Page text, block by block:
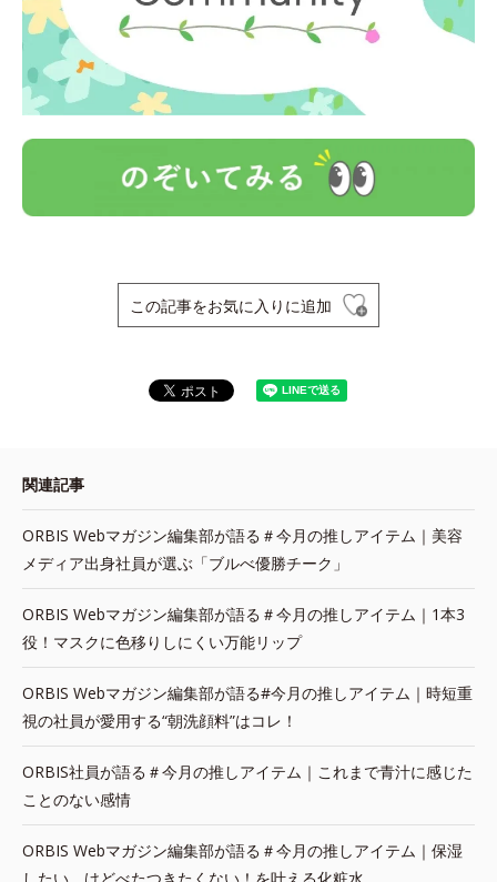
この記事をお気に入りに追加
関連記事
ORBIS Webマガジン編集部が語る＃今月の推しアイテム｜美容
メディア出身社員が選ぶ「ブルべ優勝チーク」
ORBIS Webマガジン編集部が語る＃今月の推しアイテム｜1本3
役！マスクに色移りしにくい万能リップ
ORBIS Webマガジン編集部が語る#今月の推しアイテム｜時短重
視の社員が愛用する“朝洗顔料”はコレ！
ORBIS社員が語る＃今月の推しアイテム｜これまで青汁に感じた
ことのない感情
ORBIS Webマガジン編集部が語る＃今月の推しアイテム｜保湿